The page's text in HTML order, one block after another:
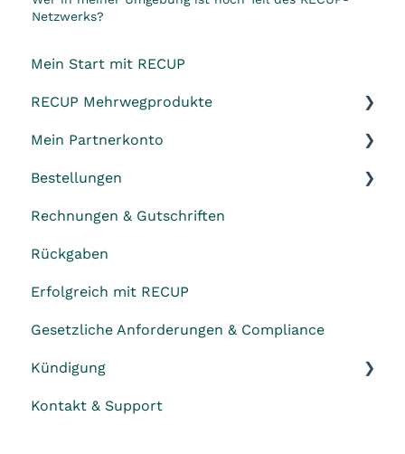
Netzwerks?
Mein Start mit RECUP
RECUP Mehrwegprodukte
RECUP Becher & Deckel
RECUP Bowls
RECUP Pizzabox
Reinigung, Hygiene & Abnutzung
Mein Partnerkonto
Datenänderungen
Bestellungen
Versand und Lieferung
Rechnungen & Gutschriften
Rückgaben
Erfolgreich mit RECUP
Gesetzliche Anforderungen & Compliance
Kündigung
Außerordentliche Kündigung
Kontakt & Support